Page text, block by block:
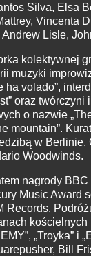
Silva, Elsa
Vincenta
Lisle,
kolektywnej
muzyki
ha volado”,
oraz twórczyni
o nazwie
mountain”.
w
Woodwinds.
nagrody BBC
Music Award
Records.
kościelnych
„Troyka” i
Bill